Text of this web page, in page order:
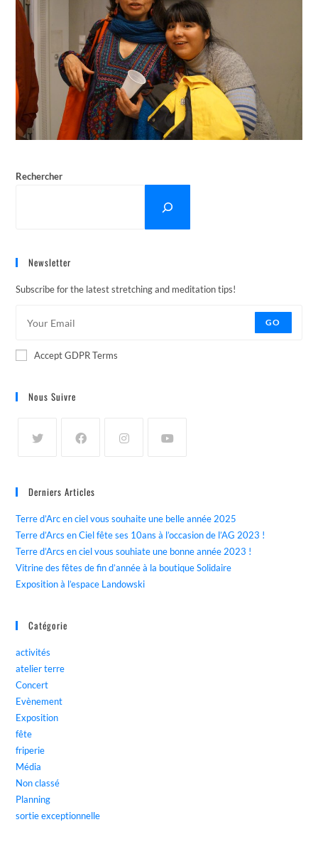
Rechercher
Newsletter
Subscribe for the latest stretching and meditation tips!
GO
Accept GDPR Terms
Nous Suivre
Derniers Articles
Terre d’Arc en ciel vous souhaite une belle année 2025
Terre d’Arcs en Ciel fête ses 10ans à l’occasion de l’AG 2023 !
Terre d’Arcs en ciel vous souhiate une bonne année 2023 !
Vitrine des fêtes de fin d’année à la boutique Solidaire
Exposition à l’espace Landowski
Catégorie
activités
atelier terre
Concert
Evènement
Exposition
fête
friperie
Média
Non classé
Planning
sortie exceptionnelle